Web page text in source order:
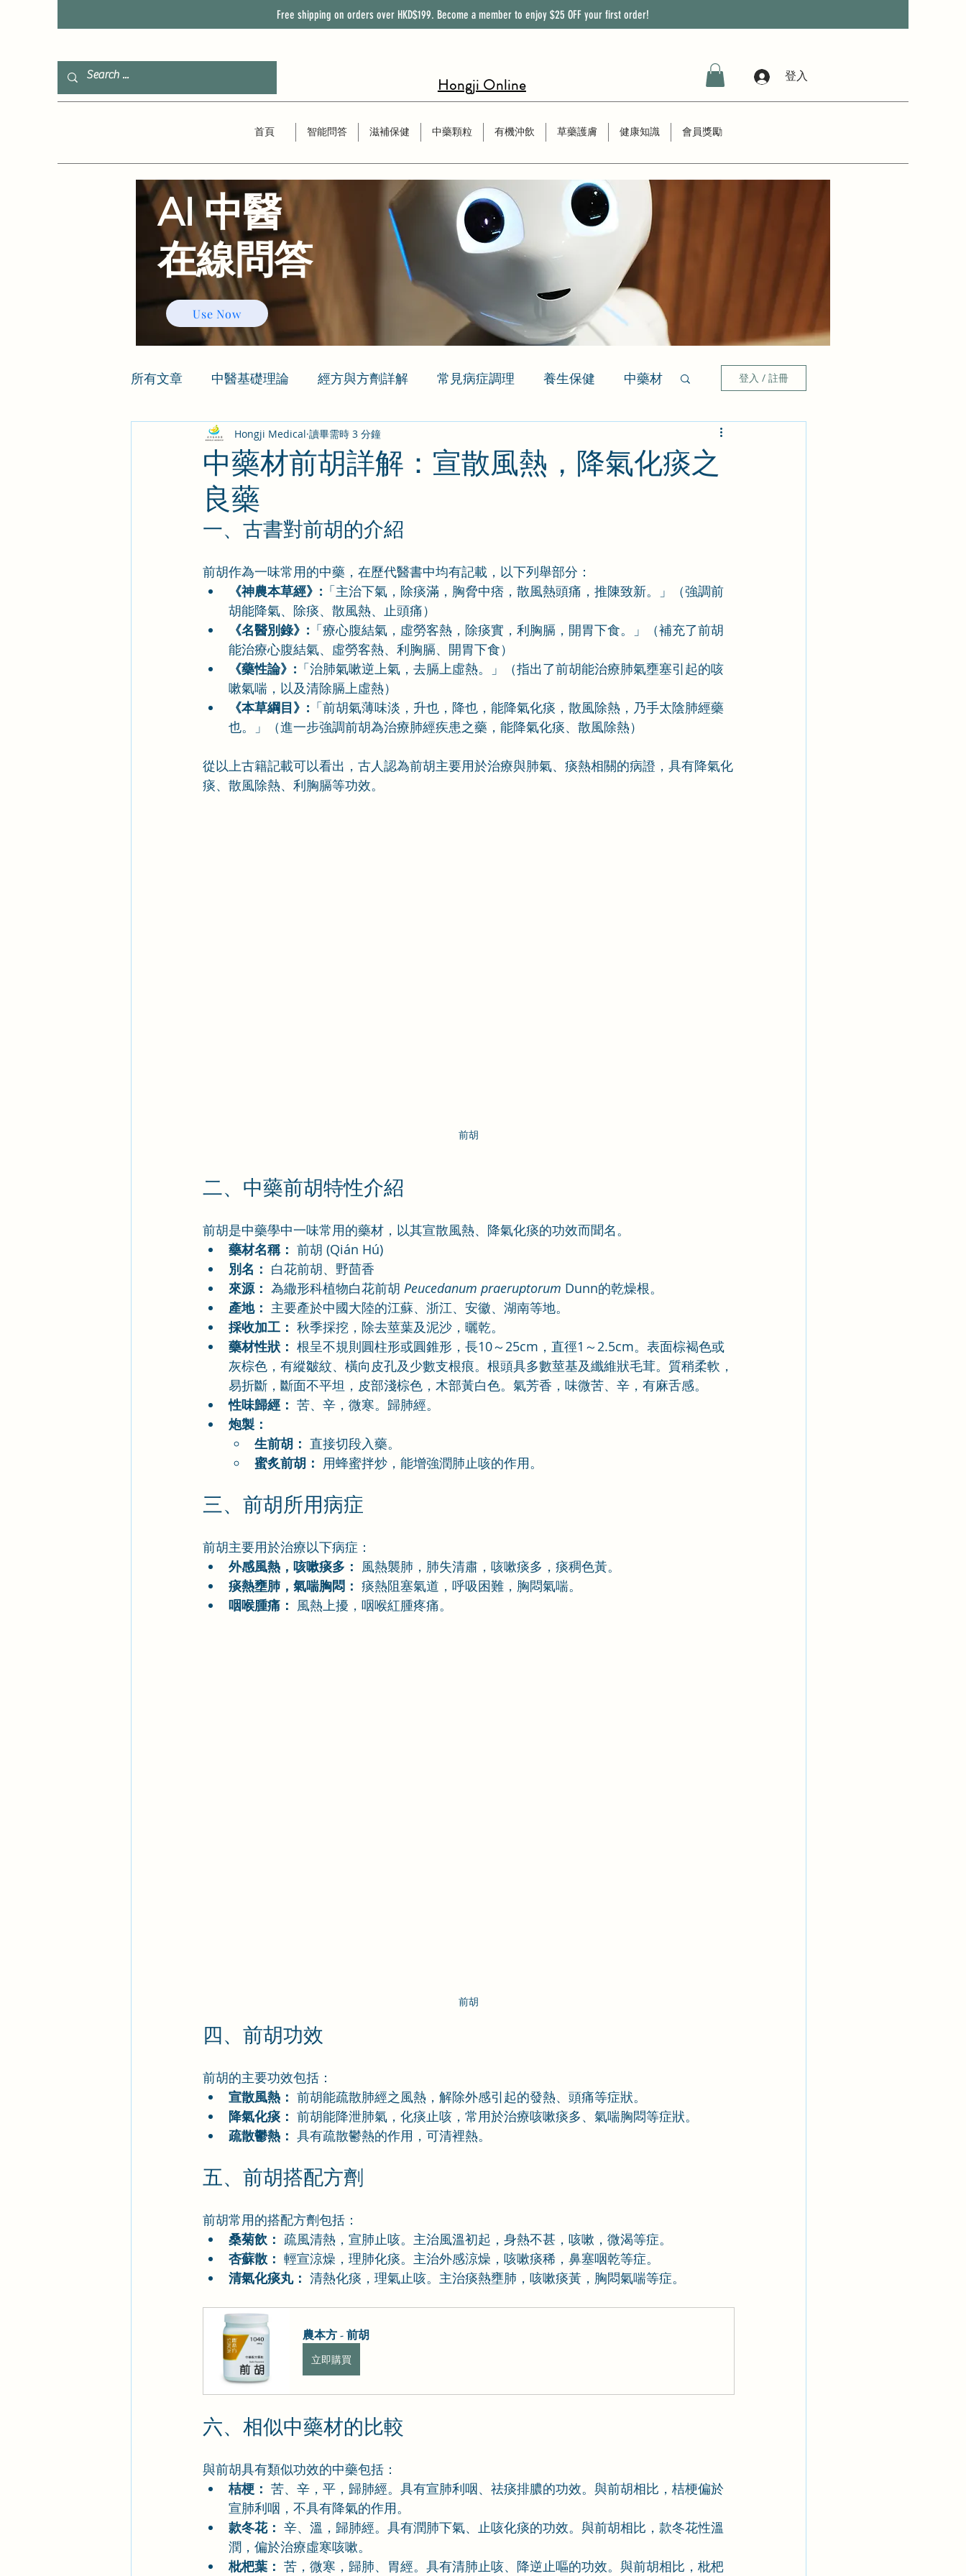
Free shipping on orders over HKD$199. Become a member to enjoy $25 OFF your first order!
Hongji Online 登入
首頁 智能問答 滋補保健 中藥顆粒 有機沖飲 草藥護膚 健康知識 會員獎勵
所有文章 中醫基礎理論 經方與方劑詳解 常見病症調理 養生保健 中藥材 登入 / 註冊
中藥材前胡詳解：宣散風熱，降氣化痰之
良藥
Hongji Medical 讀畢需時 3 分鐘
一、古書對前胡的介紹
前胡作為一味常用的中藥，在歷代醫書中均有記載，以下列舉部分：
《神農本草經》: 「主治下氣，除痰滿，胸脅中痞，散風熱頭痛，推陳致新。」（強調前
胡能降氣、除痰、散風熱、止頭痛）
《名醫別錄》: 「療心腹結氣，虛勞客熱，除痰實，利胸膈，開胃下食。」（補充了前胡
能治療心腹結氣、虛勞客熱、利胸膈、開胃下食）
《藥性論》: 「治肺氣嗽逆上氣，去膈上虛熱。」（指出了前胡能治療肺氣壅塞引起的咳
嗽氣喘，以及清除膈上虛熱）
《本草綱目》: 「前胡氣薄味淡，升也，降也，能降氣化痰，散風除熱，乃手太陰肺經藥
也。」（進一步強調前胡為治療肺經疾患之藥，能降氣化痰、散風除熱）
從以上古籍記載可以看出，古人認為前胡主要用於治療與肺氣、痰熱相關的病證，具有降氣化
痰、散風除熱、利胸膈等功效。
前胡
二、中藥前胡特性介紹
前胡是中藥學中一味常用的藥材，以其宣散風熱、降氣化痰的功效而聞名。
藥材名稱： 前胡 (Qián Hú)
別名： 白花前胡、野茴香
來源： 為繖形科植物白花前胡 Peucedanum praeruptorum Dunn的乾燥根。
產地： 主要產於中國大陸的江蘇、浙江、安徽、湖南等地。
採收加工： 秋季採挖，除去莖葉及泥沙，曬乾。
藥材性狀： 根呈不規則圓柱形或圓錐形，長10～25cm，直徑1～2.5cm。表面棕褐色或
灰棕色，有縱皺紋、橫向皮孔及少數支根痕。根頭具多數莖基及纖維狀毛茸。質稍柔軟，
易折斷，斷面不平坦，皮部淺棕色，木部黃白色。氣芳香，味微苦、辛，有麻舌感。
性味歸經： 苦、辛，微寒。歸肺經。
炮製：
生前胡： 直接切段入藥。
蜜炙前胡： 用蜂蜜拌炒，能增強潤肺止咳的作用。
三、前胡所用病症
前胡主要用於治療以下病症：
外感風熱，咳嗽痰多： 風熱襲肺，肺失清肅，咳嗽痰多，痰稠色黃。
痰熱壅肺，氣喘胸悶： 痰熱阻塞氣道，呼吸困難，胸悶氣喘。
咽喉腫痛： 風熱上擾，咽喉紅腫疼痛。
前胡
四、前胡功效
前胡的主要功效包括：
宣散風熱： 前胡能疏散肺經之風熱，解除外感引起的發熱、頭痛等症狀。
降氣化痰： 前胡能降泄肺氣，化痰止咳，常用於治療咳嗽痰多、氣喘胸悶等症狀。
疏散鬱熱： 具有疏散鬱熱的作用，可清裡熱。
五、前胡搭配方劑
前胡常用的搭配方劑包括：
桑菊飲： 疏風清熱，宣肺止咳。主治風溫初起，身熱不甚，咳嗽，微渴等症。
杏蘇散： 輕宣涼燥，理肺化痰。主治外感涼燥，咳嗽痰稀，鼻塞咽乾等症。
清氣化痰丸： 清熱化痰，理氣止咳。主治痰熱壅肺，咳嗽痰黃，胸悶氣喘等症。
農本方 - 前胡
立即購買
六、相似中藥材的比較
與前胡具有類似功效的中藥包括：
桔梗： 苦、辛，平，歸肺經。具有宣肺利咽、祛痰排膿的功效。與前胡相比，桔梗偏於
宣肺利咽，不具有降氣的作用。
款冬花： 辛、溫，歸肺經。具有潤肺下氣、止咳化痰的功效。與前胡相比，款冬花性溫
潤，偏於治療虛寒咳嗽。
枇杷葉： 苦，微寒，歸肺、胃經。具有清肺止咳、降逆止嘔的功效。與前胡相比，枇杷
Use Now
AI 中醫
​在線問答